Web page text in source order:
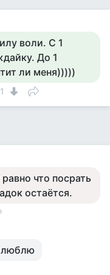
воли. С 1
До 1
ли меня)))))
1
что посрать
остаётся.
люблю